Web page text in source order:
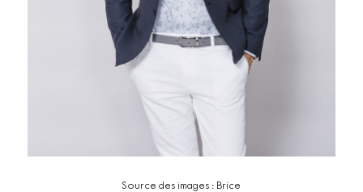
Source des images : Brice